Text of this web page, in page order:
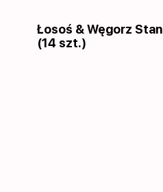
Łosoś & Węgorz
(14 szt.)